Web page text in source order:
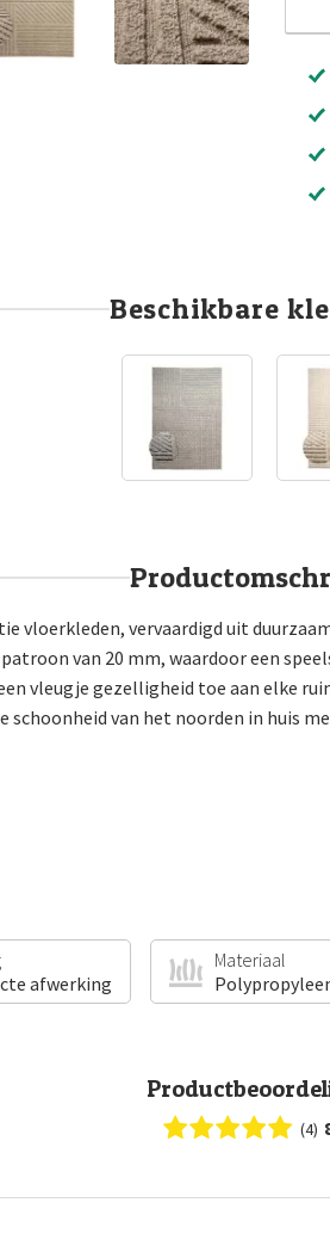
Beschikbare
vloerkleden, vervaardigd uit
van 20 mm, waardoor een
vleugje gezelligheid toe aan elke
schoonheid van het noorden in huis
afwerking
Materiaal
(4)